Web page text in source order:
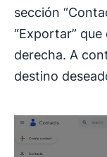
sección
“Exportar”
derecha. A
destino